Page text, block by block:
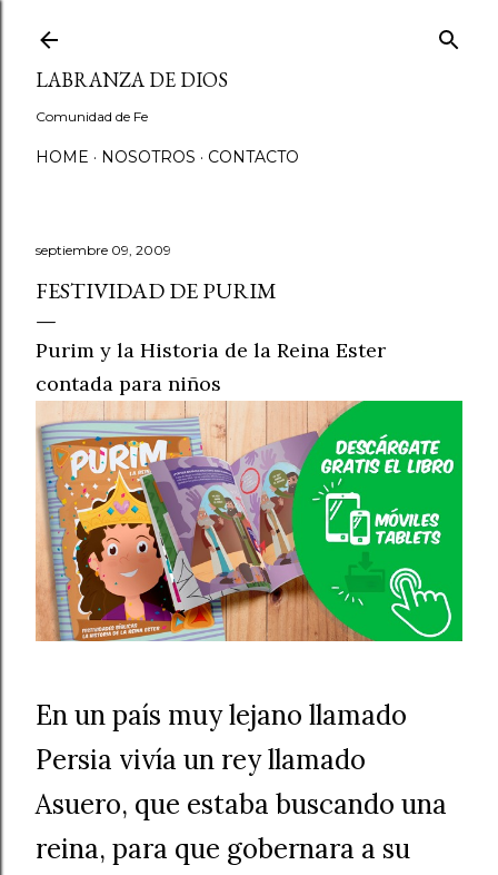
LABRANZA DE DIOS
Comunidad de Fe
HOME NOSOTROS CONTACTO
septiembre 09, 2009
FESTIVIDAD DE PURIM
Purim y la Historia de la Reina Ester
contada para niños
En un país muy lejano llamado
Persia vivía un rey llamado
Asuero, que estaba buscando una
reina, para que gobernara a su